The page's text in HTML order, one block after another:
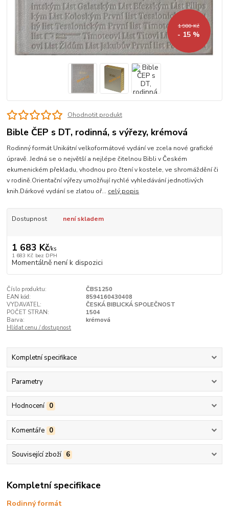
1 980 Kč
- 15 %
Ohodnotit produkt
Bible ČEP s DT, rodinná, s výřezy, krémová
Rodinný formát Unikátní velkoformátové vydání ve zcela nové grafické
úpravě. Jedná se o největší a nejlépe čitelnou Bibli v Českém
ekumenickém překladu, vhodnou pro čtení v kostele, ve shromáždění či
v rodině.Orientační výřezy umožňují rychlé vyhledávání jednotlivých
knih.Dárkové vydání se zlatou oř... celý popis
Dostupnost není skladem
1 683 Kč/ks
1 683 Kč bez DPH
Momentálně není k dispozici
Číslo produktu:
ČBS1250
EAN kód:
8594160430408
VYDAVATEL:
ČESKÁ BIBLICKÁ SPOLEČNOST
POČET STRAN:
1504
Barva:
krémová
Hlídat cenu / dostupnost
Kompletní specifikace
Parametry
Hodnocení 0
Komentáře 0
Související zboží 6
Kompletní specifikace
Rodinný formát